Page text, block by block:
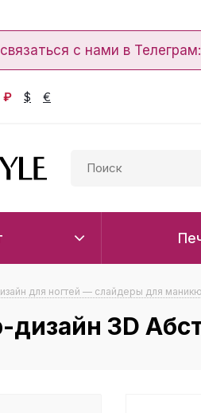
с нами в Телеграм:
₽ $ €
для ногтей — слайдеры для
дизайн 3D